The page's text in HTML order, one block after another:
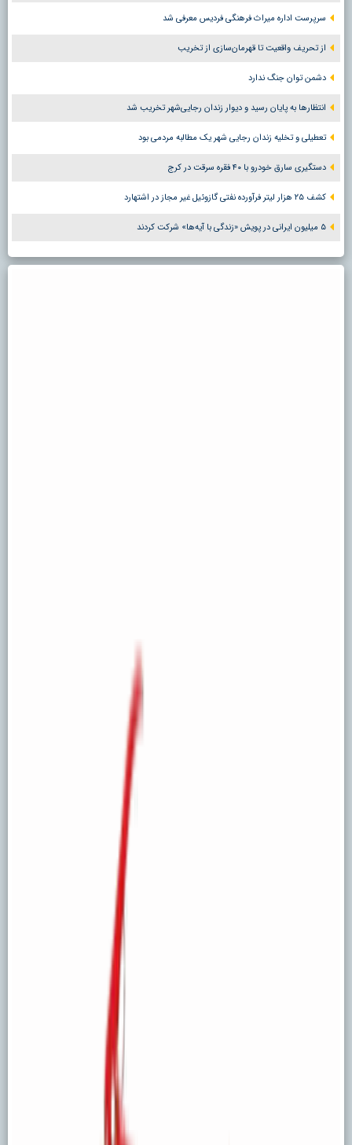
سرپرست اداره میراث فرهنگی فردیس معرفی شد
از تحریف واقعیت تا قهرمان‌سازی از تخریب
دشمن توان جنگ ندارد
انتظارها به پایان رسید و دیوار زندان رجایی‌شهر تخریب شد
تعطیلی و تخلیه زندان رجایی شهر یک مطالبه مردمی بود
دستگیری سارق خودرو با ۴۰ فقره سرقت در کرج
کشف ۲۵ هزار لیتر فرآورده نفتی گازوئیل غیر مجاز در اشتهارد
۵ میلیون ایرانی در پویش «زندگی با آیه‌ها» شرکت کردند